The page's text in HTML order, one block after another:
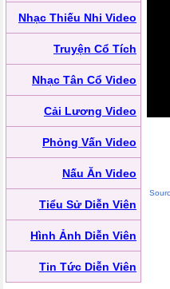
Nhạc Thiếu Nhi Video
Truyện Cổ Tích
Nhạc Tân Cổ Video
Cải Lương Video
Phỏng Vấn Video
Nấu Ăn Video
Tiểu Sử Diễn Viên
Hình Ảnh Diễn Viên
Tin Tức Diễn Viên